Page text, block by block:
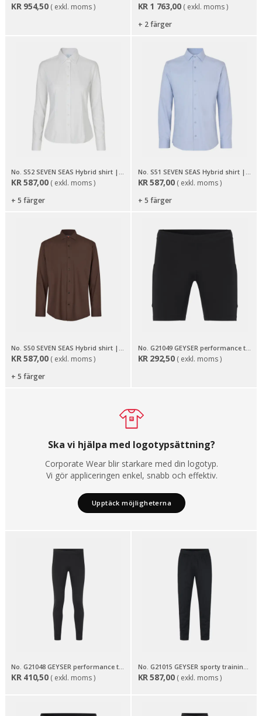
KR 954,50 ( exkl. moms ) KR 1 763,00 ( exkl. moms )
+ 2 färger
No. S52 SEVEN SEAS Hybrid shirt | modern | dam
KR587,00 ( exkl. moms )
+ 5 färger
No. S51 SEVEN SEAS Hybrid shirt | slim
KR587,00 ( exkl. moms )
+ 5 färger
KR 587,00 ( exkl. moms )
+ 5 färger
No. G21049 GEYSER performance tights | short
KR 292,50 ( exkl. moms )
Ska vi hjälpa med logotypsättning?
Corporate Wear blir starkare med din logotyp.
Vi gör appliceringen enkel, snabb och effektiv.
Upptäck möjligheterna
No. G21048 GEYSER performance tights | long
KR 410,50 ( exkl. moms )
No. G21015 GEYSER sporty training pants
KR587,00 ( exkl. moms )